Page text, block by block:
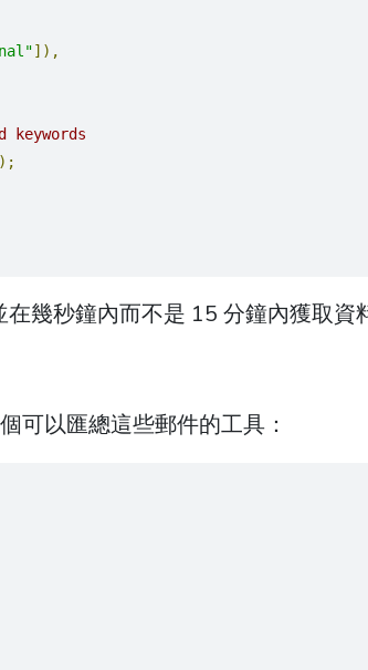
]),
);
在幾秒鐘內而不是 15 分鐘內獲取資
可以匯總這些郵件的工具：